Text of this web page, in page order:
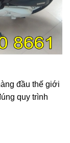
đầu thế giới
quy trình